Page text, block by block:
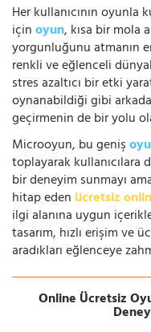
Her kullanıcının oyunla
içinoyun, kısa bir mola
yorgunluğunu atmanın
renkli ve eğlenceli
stres azaltıcı bir etki
oynanabildiği gibi
geçirmenin de bir yolu
Microoyun, bu geniş
toplayarak kullanıcılara
bir deneyim sunmayı
hitap eden ücretsiz
ilgi alanına uygun
tasarım, hızlı erişim ve
aradıkları eğlenceye
Online Ücretsiz